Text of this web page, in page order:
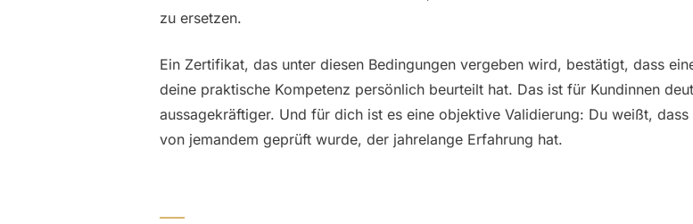
zu ersetzen.
Ein Zertifikat, das unter diesen Bedingungen vergeben wird, bestätigt, dass
deine praktische Kompetenz persönlich beurteilt hat. Das ist für Kundinnen
aussagekräftiger. Und für dich ist es eine objektive Validierung: Du weißt,
von jemandem geprüft wurde, der jahrelange Erfahrung hat.